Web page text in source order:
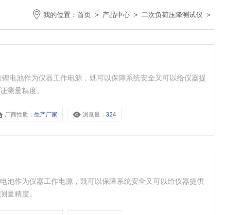
我的位置： 首页 > 产品中心 > 二次负荷压降测试仪 >
电池作为仪器工作电源，既可以保障系统安全又可以给仪器提
测量精度。
厂商性质：生产厂家 浏览量：324
池作为仪器工作电源，既可以保障系统安全又可以给仪器提供
量精度。